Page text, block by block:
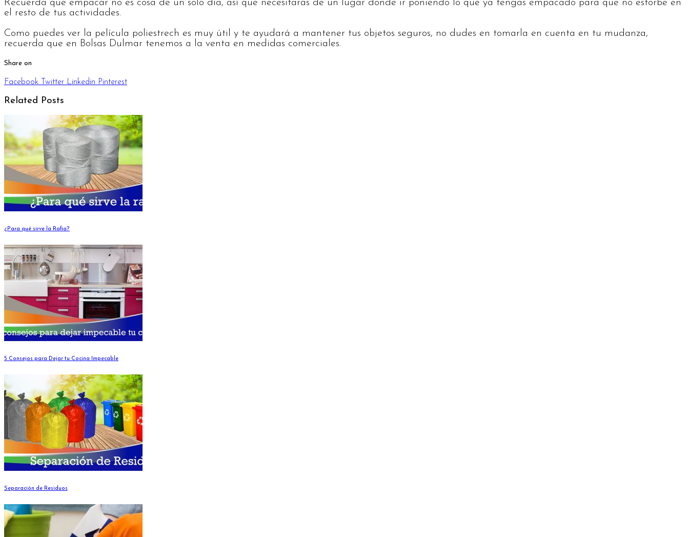
Recuerda que empacar no es cosa de un solo día, así que necesitarás de un lugar donde ir poniendo lo que ya tengas empacado para que no estorbe en
el resto de tus actividades.
Como puedes ver la película poliestrech es muy útil y te ayudará a mantener tus objetos seguros, no dudes en tomarla en cuenta en tu mudanza,
recuerda que en Bolsas Dulmar tenemos a la venta en medidas comerciales.
Share on
Facebook Twitter Linkedin Pinterest
Related Posts
¿Para qué sirve la Rafia?
5 Consejos para Dejar tu Cocina Impecable
Separación de Residuos